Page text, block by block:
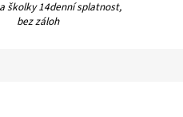
školky 14denní splatnost,
bez záloh